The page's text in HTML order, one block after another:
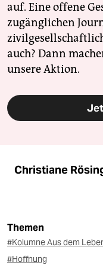
auf. Eine offene
zugänglichen
auch? Dann
unsere Aktion.
Christiane
Themen
#Kolumne Aus dem
#Hoffnung